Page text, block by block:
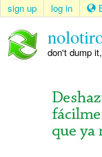
sign up log in
don't dump